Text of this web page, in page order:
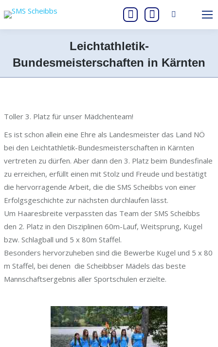
Instagram
opens
in
new
Facebook
in
new
Search:
Leichtathletik-
Bundesmeisterschaften in Kärnten
Sie befinden sich hier:
Toller 3. Platz für unser Mädchenteam!
Es ist schon allein eine Ehre als Landesmeister das Land NÖ
bei den Leichtathletik-Bundesmeisterschaften in Kärnten
vertreten zu dürfen. Aber dann den 3. Platz beim Bundesfinale
zu erreichen, erfüllt einen mit Stolz und Freude und bestätigt
die hervorragende Arbeit, die die SMS Scheibbs von einer
Erfolgsgeschichte zur nächsten durchlaufen lässt.
Um Haaresbreite verpassten das Team der SMS Scheibbs
den 2. Platz in den Disziplinen 60m-Lauf, Weitsprung, Kugel
bzw. Schlagball und 5 x 80m Staffel.
Besonders hervorzuheben sind die Bewerbe Kugel und 5 x 80
m Staffel, bei denen die Scheibbser Mädels das beste
Mannschaftsergebnis aller Sportschulen erzielte.